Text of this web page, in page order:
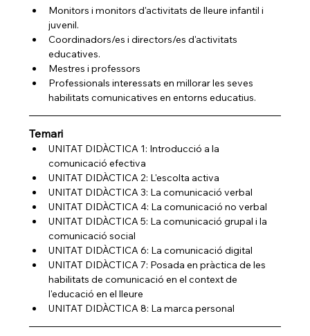
Monitors i monitors d'activitats de lleure infantil i
juvenil.
Coordinadors/es i directors/es d'activitats
educatives.
Mestres i professors
Professionals interessats en millorar les seves
habilitats comunicatives en entorns educatius.
Temari
UNITAT DIDÀCTICA 1: Introducció a la
comunicació efectiva
UNITAT DIDÀCTICA 2: L'escolta activa
UNITAT DIDÀCTICA 3: La comunicació verbal
UNITAT DIDÀCTICA 4: La comunicació no verbal
UNITAT DIDÀCTICA 5: La comunicació grupal i la
comunicació social
UNITAT DIDÀCTICA 6: La comunicació digital
UNITAT DIDÀCTICA 7: Posada en pràctica de les
habilitats de comunicació en el context de
l'educació en el lleure
UNITAT DIDÀCTICA 8: La marca personal